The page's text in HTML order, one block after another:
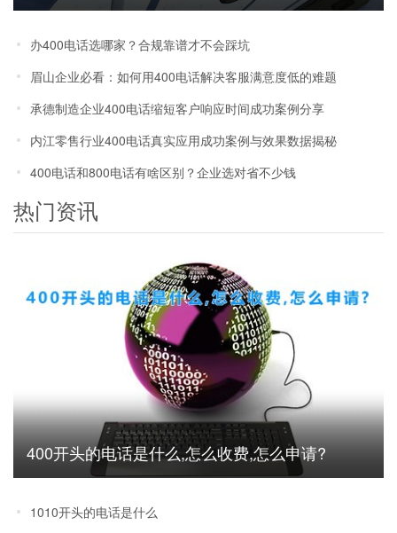
低客户流失难题
办400电话选哪家？合规靠谱才不会踩坑
眉山企业必看：如何用400电话解决客服满意度低的难题
承德制造企业400电话缩短客户响应时间成功案例分享
内江零售行业400电话真实应用成功案例与效果数据揭秘
400电话和800电话有啥区别？企业选对省不少钱
热门资讯
400开头的电话是什么,怎么收费,怎么申请?
1010开头的电话是什么